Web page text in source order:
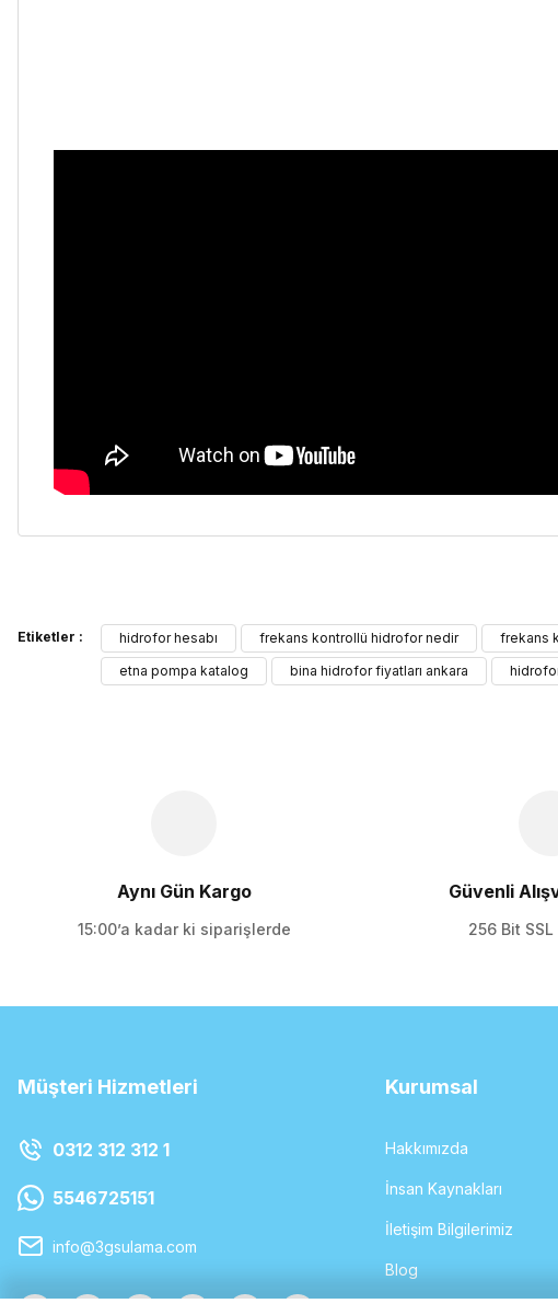
Görüş ve önerileriniz için teşekkür ederiz.
Etiketler : hidrofor hesabı frekans kontrollü hidrofor nedir frekans
etna pompa katalog
bina hidrofor fiyatları ankara
Aynı Gün Kargo
15:00’a kadar ki siparişlerde
Güvenli
256 Bit
Müşteri Hizmetleri
0312 312 312 1
5546725151
info@3gsulama.com
Kurumsal
Hakkımızda
İnsan Kaynakları
İletişim Bilgilerimiz
Blog